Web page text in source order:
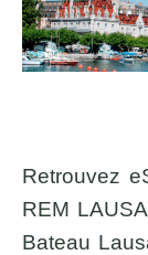
Retrouvez
REM
Bateau